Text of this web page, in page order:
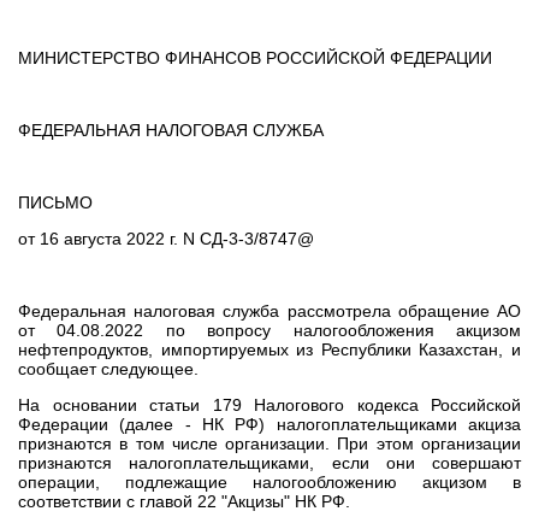
МИНИСТЕРСТВО ФИНАНСОВ РОССИЙСКОЙ ФЕДЕРАЦИИ
ФЕДЕРАЛЬНАЯ НАЛОГОВАЯ СЛУЖБА
ПИСЬМО
от 16 августа 2022 г. N СД-3-3/8747@
Федеральная налоговая служба рассмотрела обращение АО
от 04.08.2022 по вопросу налогообложения акцизом
нефтепродуктов, импортируемых из Республики Казахстан, и
сообщает следующее.
На основании статьи 179 Налогового кодекса Российской
Федерации (далее - НК РФ) налогоплательщиками акциза
признаются в том числе организации. При этом организации
признаются налогоплательщиками, если они совершают
операции, подлежащие налогообложению акцизом в
соответствии с главой 22 "Акцизы" НК РФ.